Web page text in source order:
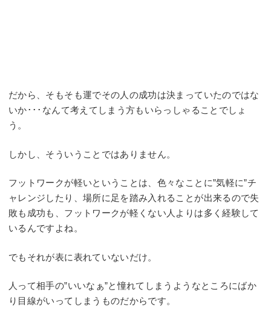
だから、そもそも運でその人の成功は決まっていたのではな
いか･･･なんて考えてしまう方もいらっしゃることでしょ
う。
しかし、そういうことではありません。
フットワークが軽いということは、色々なことに”気軽に”チ
ャレンジしたり、場所に足を踏み入れることが出来るので失
敗も成功も、フットワークが軽くない人よりは多く経験して
いるんですよね。
でもそれが表に表れていないだけ。
人って相手の”いいなぁ”と憧れてしまうようなところにばか
り目線がいってしまうものだからです。